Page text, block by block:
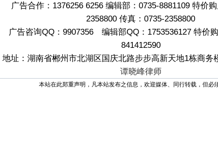
广告合作：1376256 6256 编辑部：0735-8881109 特价
2358800 传真：0735-2358800
广告咨询QQ：9907356 编辑部QQ：1753536127 特价
841412590
地址：湖南省郴州市北湖区国庆北路步步高新天地1栋商务
谭晓峰律师
本站在此郑重声明，凡本站发布之信息，欢迎媒体、同行转载，但